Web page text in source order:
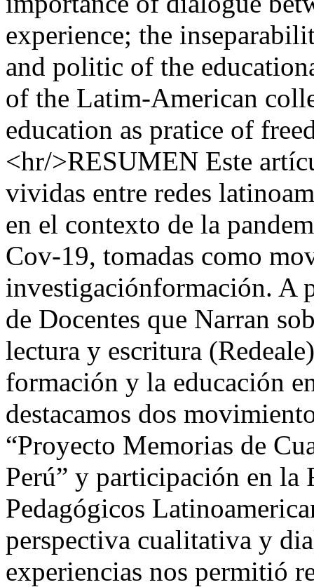
experience; the
and politic of the
of the Latim-American
education as pratice of
<hr/>RESUMEN Este
vividas entre redes
en el contexto de la
Cov-19, tomadas como
investigaciónformación. A
de Docentes que Narran
lectura y escritura
formación y la educación
destacamos dos
“Proyecto Memorias de
Perú” y participación en la
Pedagógicos
perspectiva cualitativa y
experiencias nos permitió